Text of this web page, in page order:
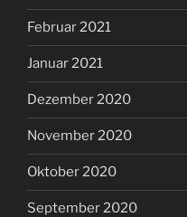
Februar 2021
Januar 2021
Dezember 2020
November 2020
Oktober 2020
September 2020